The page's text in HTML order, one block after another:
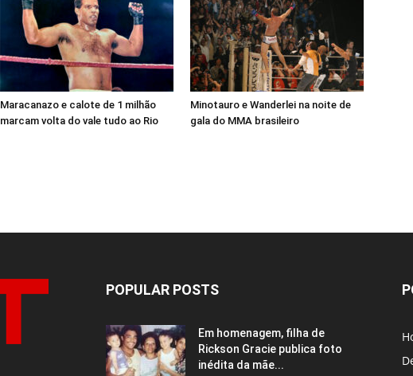
Maracanazo e calote de 1 milhão
marcam volta do vale tudo ao Rio
Minotauro e Wanderlei na noite de
gala do MMA brasileiro
POPULAR POSTS
Em homenagem, filha de
Rickson Gracie publica foto
inédita da mãe...